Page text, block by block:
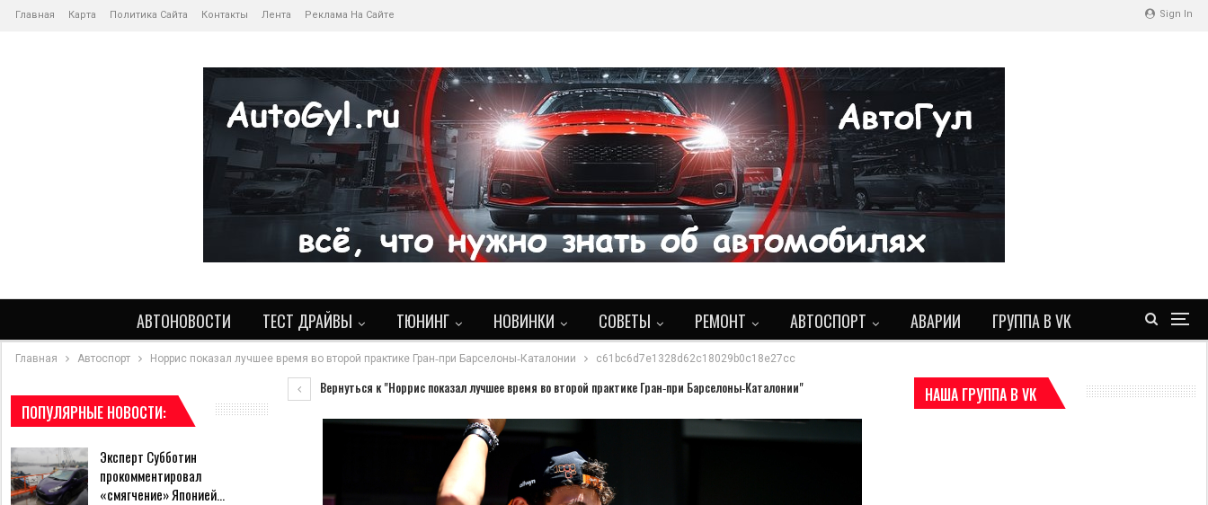
Sign In
Главная Карта Политика Сайта Контакты Лента Реклама На Сайте
АВТОНОВОСТИ ТЕСТ ДРАЙВЫ ТЮНИНГ НОВИНКИ СОВЕТЫ РЕМОНТ АВТОСПОРТ АВАРИИ ГРУППА В VK
Главная Автоспорт Норрис показал лучшее время во второй практике Гран‑при Барселоны‑Каталонии c61bc6d7e1328d62c18029b0c18e27cc
Вернуться к "Норрис показал лучшее время во второй практике Гран‑при Барселоны‑Каталонии" НАША ГРУППА В VK
ПОПУЛЯРНЫЕ НОВОСТИ:
Эксперт Субботин
прокомментировал
«смягчение» Японией…